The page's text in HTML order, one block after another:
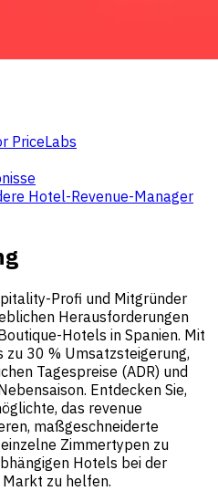
PriceLabs
Hotel-Revenue-Manager
Profi und Mitgründer
Herausforderungen
Hotels in Spanien. Mit
zu 30 % Umsatzsteigerung,
Tagespreise (ADR) und
Entdecken Sie,
das revenue
maßgeschneiderte
Zimmertypen zu
Hotels bei der
zu helfen.